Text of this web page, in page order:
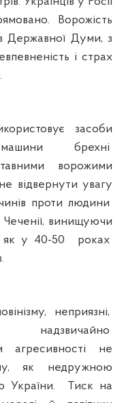
Ворожість
Державної Думи, з
і страх
засоби
машини брехні
ворожими
відвернути увагу
проти людини
винищуючи
як у 40-50 роках
неприязні,
надзвичайно
агресивності не
як недружною
України. Тиск на